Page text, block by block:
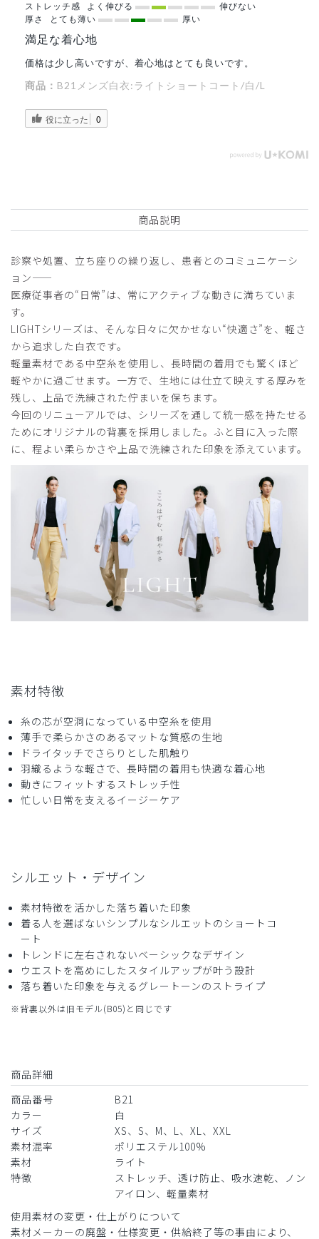
ストレッチ感 よく伸びる
伸びない
厚さ
とても薄い 厚い
満足な着心地
価格は少し高いですが、着心地はとても良いです。
商品： B21メンズ白衣:ライトショートコート/白/L
役に立った 0
商品説明
診察や処置、立ち座りの繰り返し、患者とのコミュニケーシ
ョン——
医療従事者の“日常”は、常にアクティブな動きに満ちていま
す。
LIGHTシリーズは、そんな日々に欠かせない“快適さ”を、軽さ
から追求した白衣です。
軽量素材である中空糸を使用し、長時間の着用でも驚くほど
軽やかに過ごせます。一方で、生地には仕立て映えする厚みを
残し、上品で洗練された佇まいを保ちます。
今回のリニューアルでは、シリーズを通して統一感を持たせる
ためにオリジナルの背裏を採用しました。ふと目に入った際
に、程よい柔らかさや上品で洗練された印象を添えています。
素材特徴
糸の芯が空洞になっている中空糸を使用
薄手で柔らかさのあるマットな質感の生地
ドライタッチでさらりとした肌触り
羽織るような軽さで、長時間の着用も快適な着心地
動きにフィットするストレッチ性
忙しい日常を支えるイージーケア
シルエット・デザイン
素材特徴を活かした落ち着いた印象
着る人を選ばないシンプルなシルエットのショートコ
ート
トレンドに左右されないベーシックなデザイン
ウエストを高めにしたスタイルアップが叶う設計
落ち着いた印象を与えるグレートーンのストライプ
※背裏以外は旧モデル(B05)と同じです
商品詳細
商品番号
B21
カラー
白
サイズ
XS、S、M、L、XL、XXL
素材混率
ポリエステル100%
素材
ライト
特徴
ストレッチ、透け防止、吸水速乾、ノン
アイロン、軽量素材
使用素材の変更・仕上がりについて
素材メーカーの廃盤・仕様変更・供給終了等の事由により、